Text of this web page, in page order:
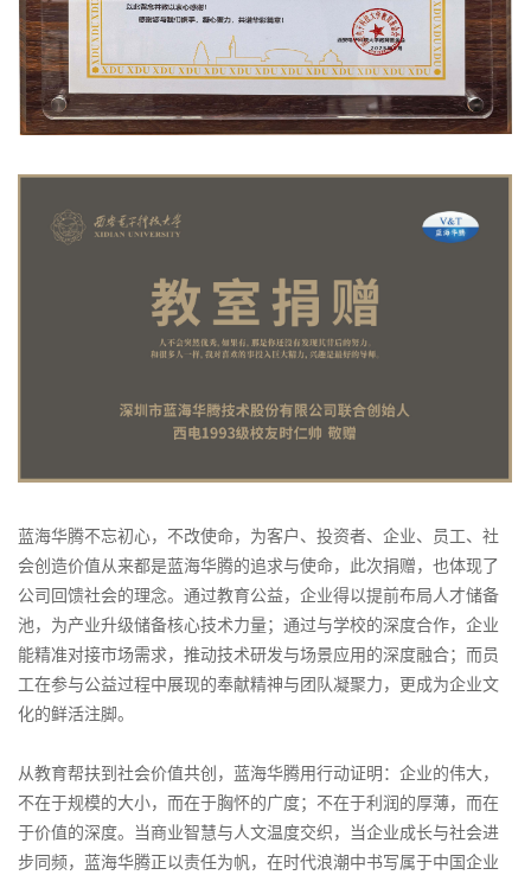
蓝海华腾不忘初心，不改使命，为客户、投资者、企业、员工、社
会创造价值从来都是蓝海华腾的追求与使命，此次捐赠，也体现了
公司回馈社会的理念。通过教育公益，企业得以提前布局人才储备
池，为产业升级储备核心技术力量；通过与学校的深度合作，企业
能精准对接市场需求，推动技术研发与场景应用的深度融合；而员
工在参与公益过程中展现的奉献精神与团队凝聚力，更成为企业文
化的鲜活注脚。
从教育帮扶到社会价值共创，蓝海华腾用行动证明：企业的伟大，
不在于规模的大小，而在于胸怀的广度；不在于利润的厚薄，而在
于价值的深度。当商业智慧与人文温度交织，当企业成长与社会进
步同频，蓝海华腾正以责任为帆，在时代浪潮中书写属于中国企业